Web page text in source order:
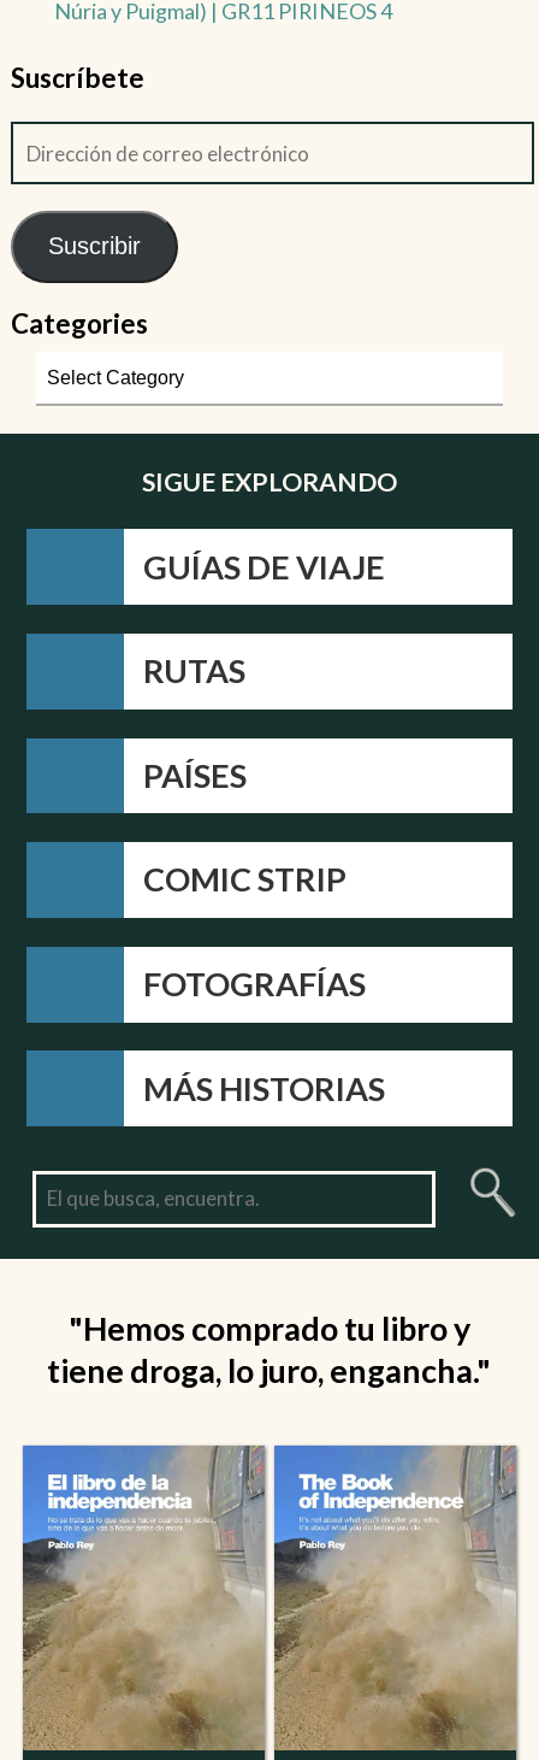
Núria y Puigmal) | GR11 PIRINEOS 4
Suscríbete
Suscribir
Categories
SIGUE EXPLORANDO
GUÍAS DE VIAJE
RUTAS
PAÍSES
COMIC STRIP
FOTOGRAFÍAS
MÁS HISTORIAS
"Hemos comprado tu libro y
tiene droga, lo juro, engancha."